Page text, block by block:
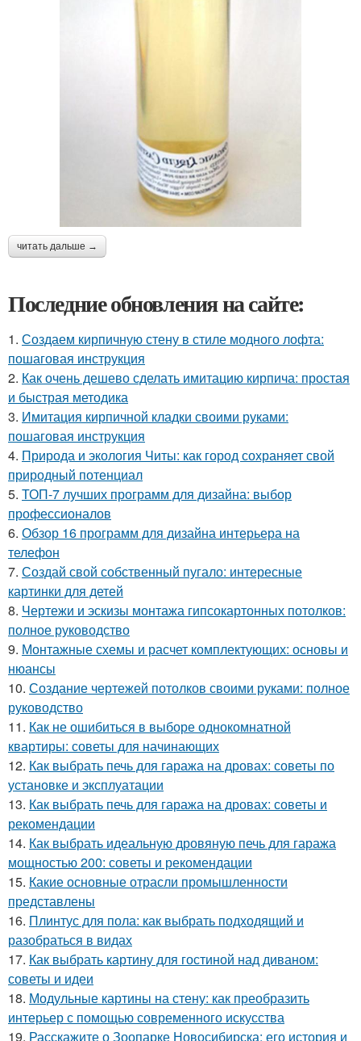
читать дальше →
Последние обновления на сайте:
1. Создаем кирпичную стену в стиле модного лофта:
пошаговая инструкция
2. Как очень дешево сделать имитацию кирпича: простая
и быстрая методика
3. Имитация кирпичной кладки своими руками:
пошаговая инструкция
4. Природа и экология Читы: как город сохраняет свой
природный потенциал
5. ТОП-7 лучших программ для дизайна: выбор
профессионалов
6. Обзор 16 программ для дизайна интерьера на
телефон
7. Создай свой собственный пугало: интересные
картинки для детей
8. Чертежи и эскизы монтажа гипсокартонных потолков:
полное руководство
9. Монтажные схемы и расчет комплектующих: основы и
нюансы
10. Создание чертежей потолков своими руками: полное
руководство
11. Как не ошибиться в выборе однокомнатной
квартиры: советы для начинающих
12. Как выбрать печь для гаража на дровах: советы по
установке и эксплуатации
13. Как выбрать печь для гаража на дровах: советы и
рекомендации
14. Как выбрать идеальную дровяную печь для гаража
мощностью 200: советы и рекомендации
15. Какие основные отрасли промышленности
представлены
16. Плинтус для пола: как выбрать подходящий и
разобраться в видах
17. Как выбрать картину для гостиной над диваном:
советы и идеи
18. Модульные картины на стену: как преобразить
интерьер с помощью современного искусства
19. Расскажите о Зоопарке Новосибирска: его история и